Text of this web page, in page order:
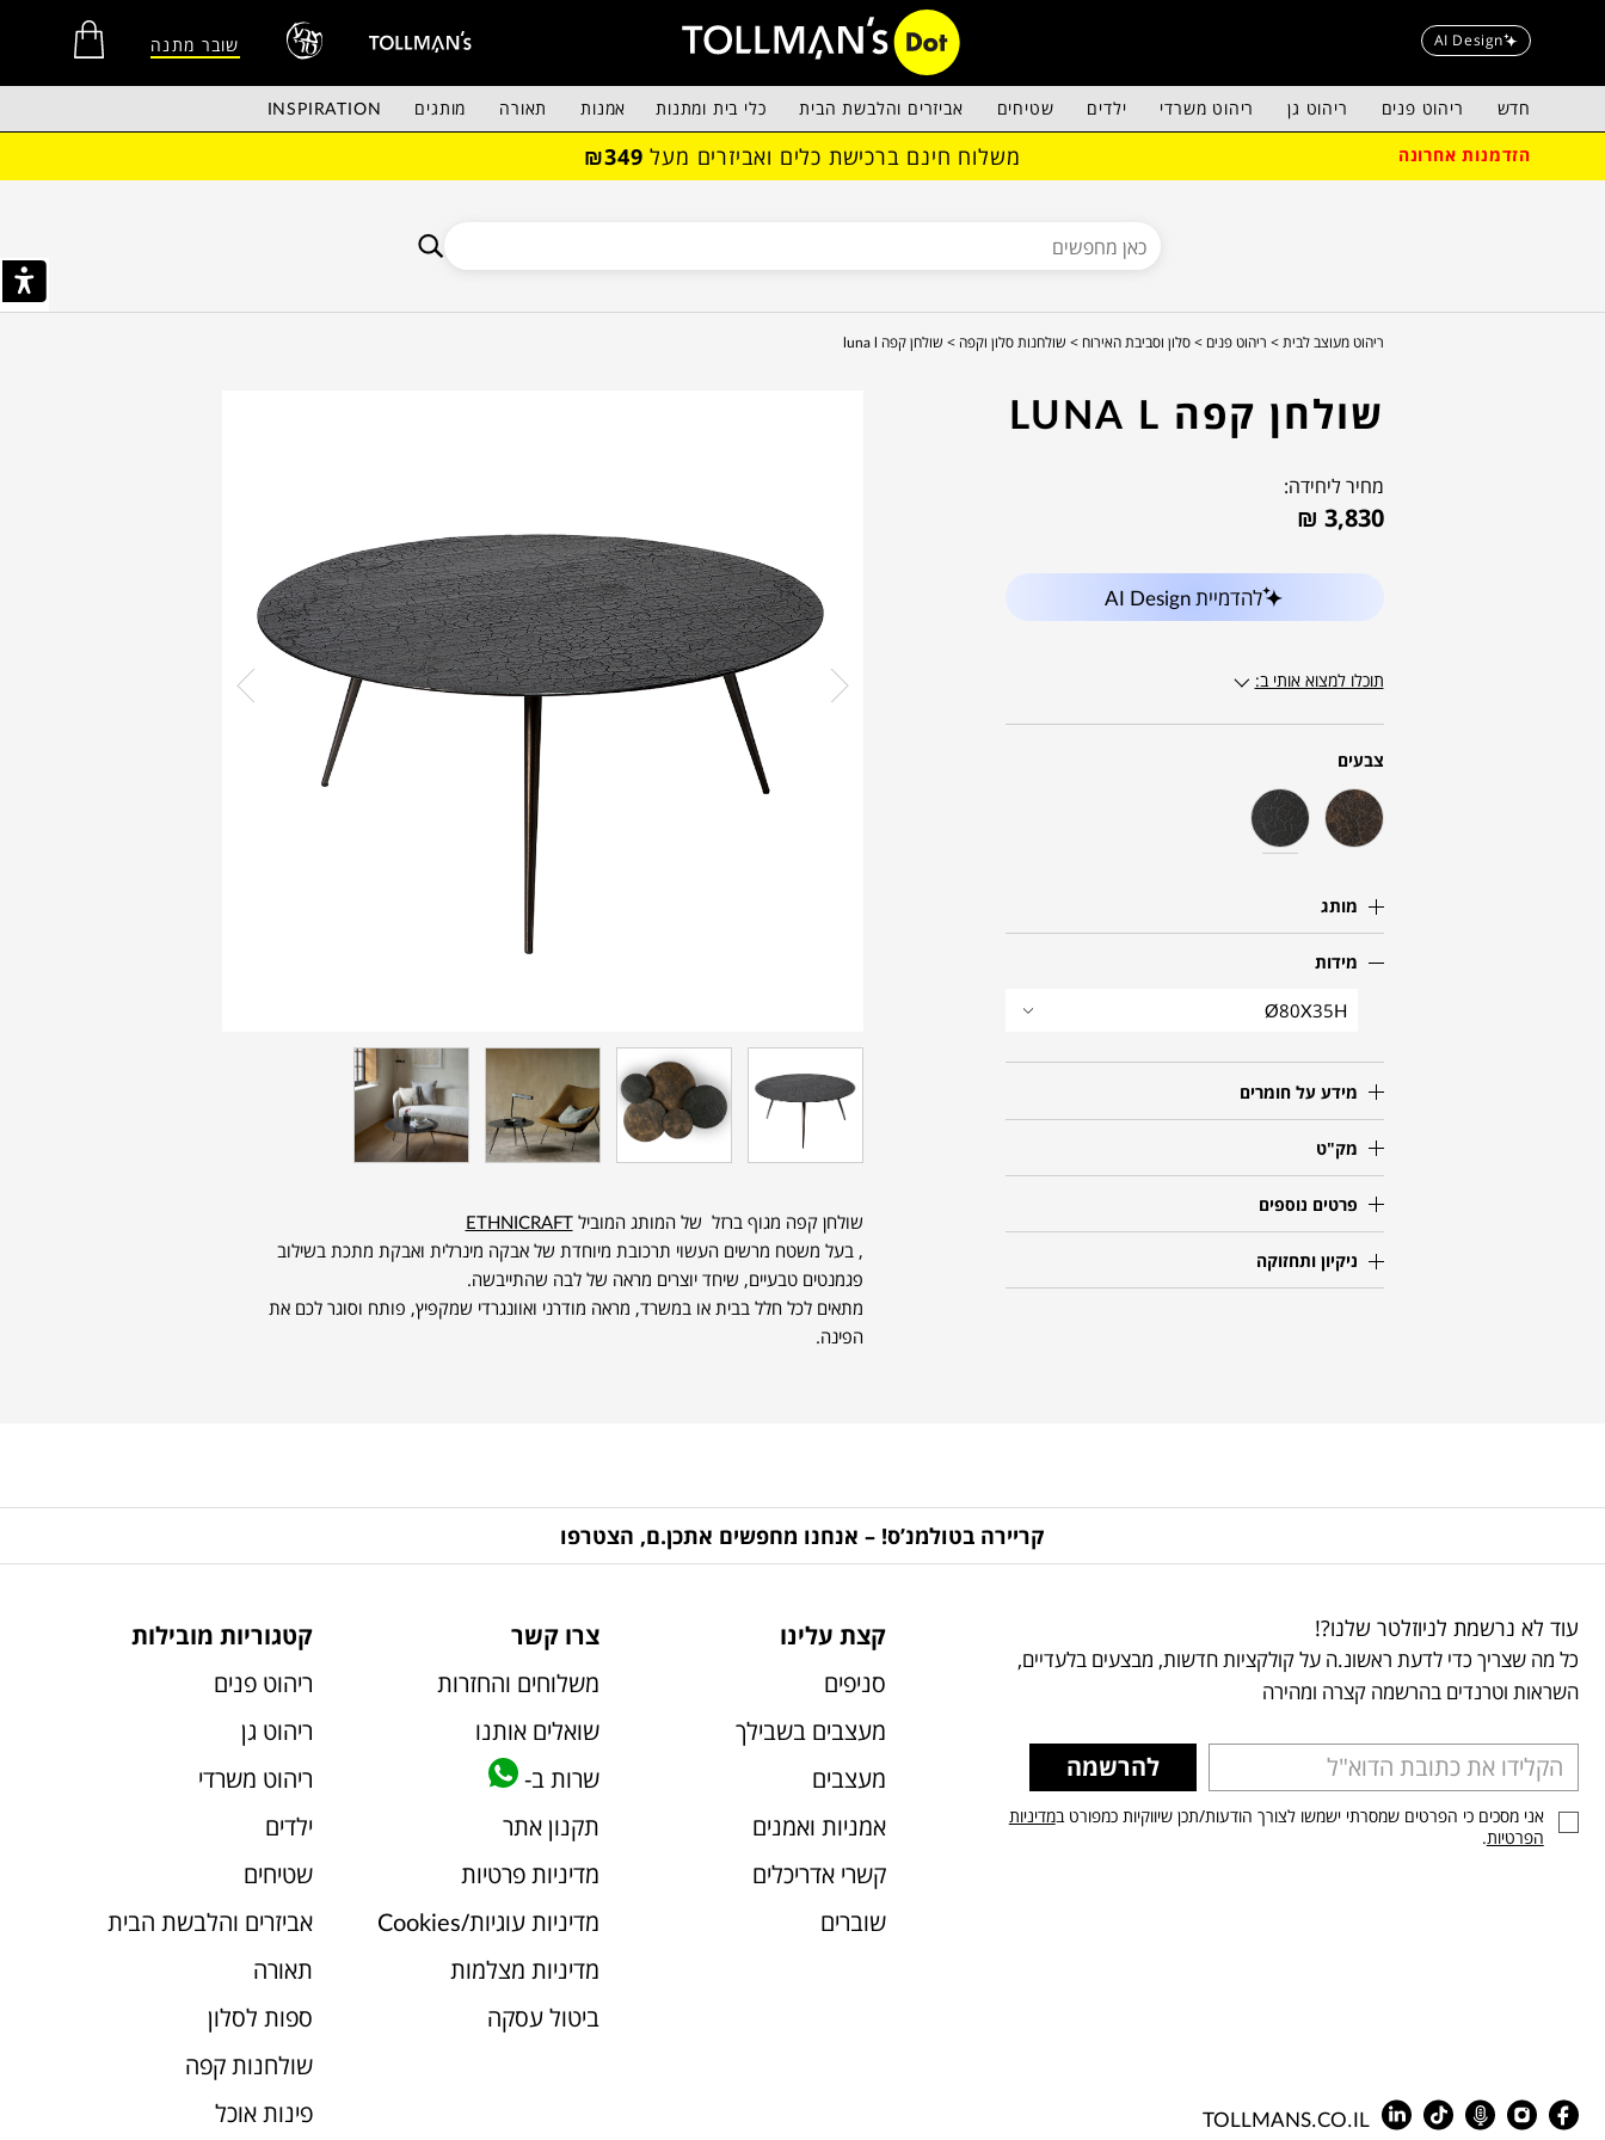
AI Design שובר מתנה
חדש ריהוט פנים ריהוט גן ריהוט משרדי ילדים שטיחים אביזרים והלבשת הבית כלי בית ומתנות אמנות תאורה מותגים INSPIRATION
הזדמנות אחרונה משלוח חינם ברכישת כלים ואביזרים מעל ₪349
ריהוט מעוצב לבית > ריהוט פנים > סלון וסביבת האירוח > שולחנות סלון וקפה > שולחן קפה luna l
שולחן קפה LUNA L
מחיר ליחידה:
₪ 3,830
להדמיית AI Design
תוכלו למצוא אותי ב:
צבעים
מותג
מידות
Ø80X35H
מידע על חומרים
מק"ט
פרטים נוספים
ניקיון ותחזוקה
שולחן קפה מגוף ברזל של המותג המובילETHNICRAFT
, בעל משטח מרשים העשוי תרכובת מיוחדת של אבקה מינרלית ואבקת מתכת בשילוב
פגמנטים טבעיים, שיחד יוצרים מראה של לבה שהתייבשה.
מתאים לכל חלל בבית או במשרד, מראה מודרני ואוונגרדי שמקפיץ, פותח וסוגר לכם את
הפינה.
קריירה בטולמנ’ס! – אנחנו מחפשים אתכן.ם, הצטרפו
עוד לא נרשמת לניוזלטר שלנו?!
כל מה שצריך כדי לדעת ראשונ.ה על קולקציות חדשות, מבצעים בלעדיים,
השראות וטרנדים בהרשמה קצרה ומהירה
להרשמה
אני מסכים כי הפרטים שמסרתי ישמשו לצורך הודעות/תכן שיווקיות כמפורט במדיניות
הפרטיות.
TOLLMANS.CO.IL
קצת עלינו
סניפים
מעצבים בשבילך
מעצבים
אמניות ואמנים
קשרי אדריכלים
שוברים
צרו קשר
משלוחים והחזרות
שואלים אותנו
שרות ב-
תקנון אתר
מדיניות פרטיות
מדיניות עוגיות/Cookies
מדיניות מצלמות
ביטול עסקה
קטגוריות מובילות
ריהוט פנים
ריהוט גן
ריהוט משרדי
ילדים
שטיחים
אביזרים והלבשת הבית
תאורה
ספות לסלון
שולחנות קפה
פינות אוכל